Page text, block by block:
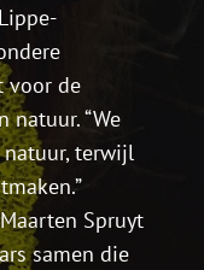
voor de
natuur. “We
terwijl
Spruyt
samen die